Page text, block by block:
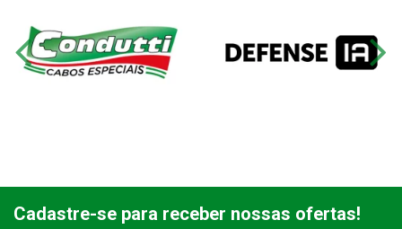
Cadastre-se para receber nossas ofertas!